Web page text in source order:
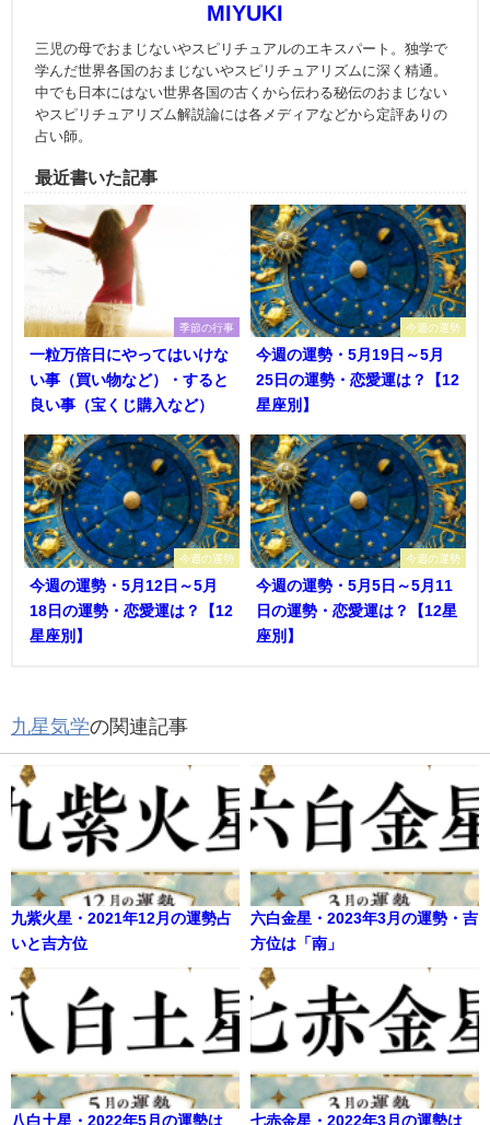
MIYUKI
三児の母でおまじないやスピリチュアルのエキスパート。独学で
学んだ世界各国のおまじないやスピリチュアリズムに深く精通。
中でも日本にはない世界各国の古くから伝わる秘伝のおまじない
やスピリチュアリズム解説論には各メディアなどから定評ありの
占い師。
最近書いた記事
季節の行事
一粒万倍日にやってはいけな
い事（買い物など）・すると
良い事（宝くじ購入など）
今週の運勢
今週の運勢・5月19日～5月
25日の運勢・恋愛運は？【12
星座別】
今週の運勢
今週の運勢・5月12日～5月
18日の運勢・恋愛運は？【12
星座別】
今週の運勢
今週の運勢・5月5日～5月11
日の運勢・恋愛運は？【12星
座別】
九星気学の関連記事
九紫火星・2021年12月の運勢占
いと吉方位
六白金星・2023年3月の運勢・吉
方位は「南」
八白土星・2022年5月の運勢は 七赤金星・2022年3月の運勢は